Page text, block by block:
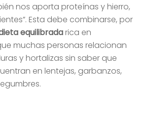
nos aporta proteínas y hierro,
Esta debe combinarse, por
equilibradarica en
muchas personas relacionan
y hortalizas sin saber que
en lentejas, garbanzos,